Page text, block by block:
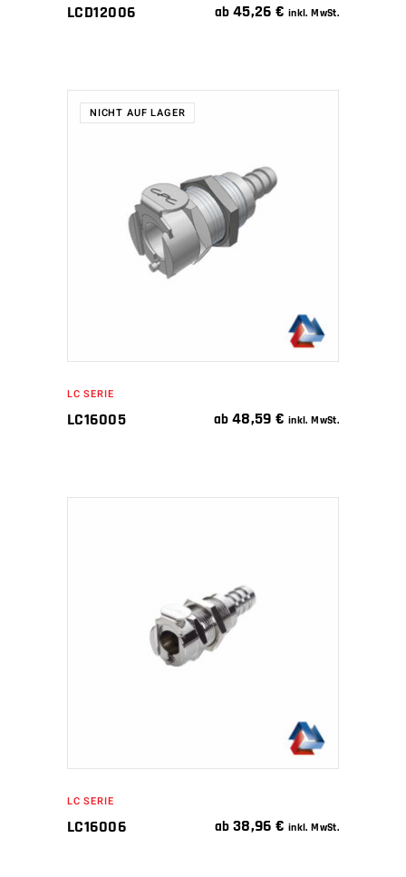
LCD12006 ab 45,26€ inkl. MwSt.
NICHT AUF LAGER
WEITERLESEN
LC SERIE
LC16005 ab 48,59€ inkl. MwSt.
IN DEN WARENKORB
LC SERIE
LC16006 ab 38,96€ inkl. MwSt.